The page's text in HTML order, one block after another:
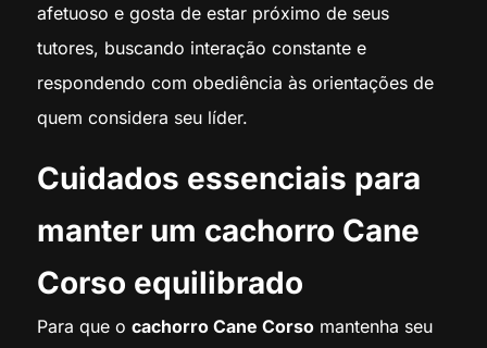
afetuoso e gosta de estar próximo de seus
tutores, buscando interação constante e
respondendo com obediência às orientações de
quem considera seu líder.
Cuidados essenciais para
manter um cachorro Cane
Corso equilibrado
Para que o cachorro Cane Corsomantenha seu